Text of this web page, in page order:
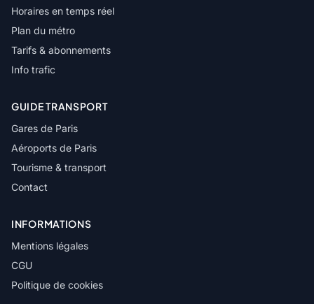
Horaires en temps réel
Plan du métro
Tarifs & abonnements
Info trafic
GUIDE TRANSPORT
Gares de Paris
Aéroports de Paris
Tourisme & transport
Contact
INFORMATIONS
Mentions légales
CGU
Politique de cookies